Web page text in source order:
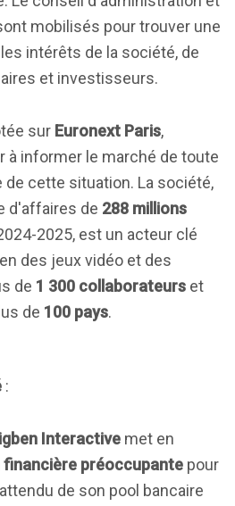
mobilisés pour trouver une
intérêts de la société, de
et investisseurs.
sur Euronext Paris,
à informer le marché de toute
cette situation. La société,
d'affaires de 288 millions
2025, est un acteur clé
des jeux vidéo et des
de 1 300 collaborateurs et
de 100 pays.
:
Interactive met en
préoccupante pour
de son pool bancaire